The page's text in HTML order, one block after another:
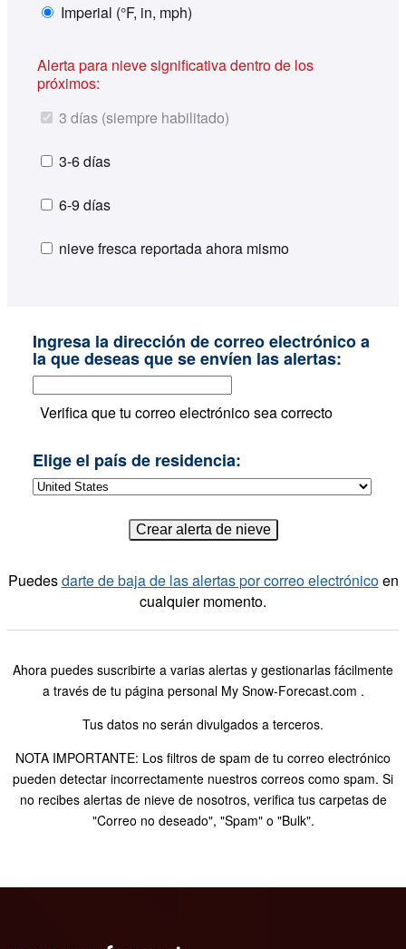
Imperial (°F, in, mph)
Alerta para nieve significativa dentro de los
próximos:
3 días (siempre habilitado)
3-6 días
6-9 días
nieve fresca reportada ahora mismo
Ingresa la dirección de correo electrónico a
la que deseas que se envíen las alertas:
Verifica que tu correo electrónico sea correcto
Elige el país de residencia:
Puedesdarte de baja de las alertas por correo electrónicoen
cualquier momento.
Ahora puedes suscribirte a varias alertas y gestionarlas fácilmente
a través de tu página personal My Snow-Forecast.com .
Tus datos no serán divulgados a terceros.
NOTA IMPORTANTE: Los filtros de spam de tu correo electrónico
pueden detectar incorrectamente nuestros correos como spam. Si
no recibes alertas de nieve de nosotros, verifica tus carpetas de
"Correo no deseado", "Spam" o "Bulk".